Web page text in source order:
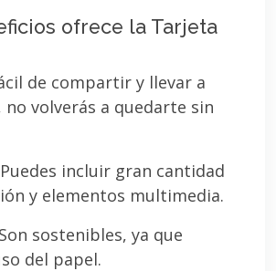
ofrece la Tarjeta
de compartir y llevar a
volverás a quedarte sin
incluir gran cantidad
y elementos multimedia.
sostenibles, ya que
del papel.